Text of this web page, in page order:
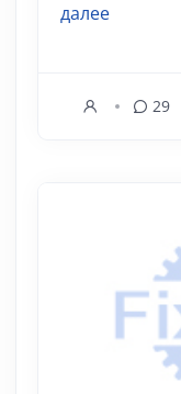
далее
29